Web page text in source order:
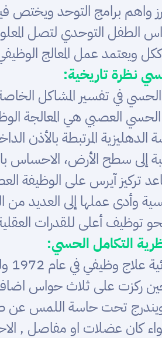
واهم برامج التوحد ويختص
الطفل التوحدي لتصل
ككل ويعتمد عمل المعالج
نظرة تاريخية:
في تفسير المشاكل
العصبي هي المعالجة
المرتبطة بالأذن
إلى سطح الأرض، الاحساس
تركيز آيرس على الوظيفة
وأدى عملها إلى العديد
توظيف أعلى للقدرات
التكامل الحسي:
تحت حاسة اللمس عن